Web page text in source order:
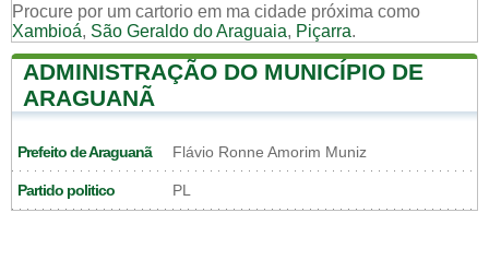
Procure por um cartorio em ma cidade próxima como
Xambioá, São Geraldo do Araguaia, Piçarra.
ADMINISTRAÇÃO DO MUNICÍPIO DE
ARAGUANÃ
Prefeito de Araguanã Flávio Ronne Amorim Muniz
Partido politico PL